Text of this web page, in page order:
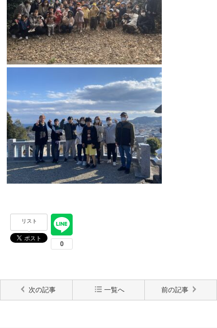
リスト
次の記事 一覧へ 前の記事